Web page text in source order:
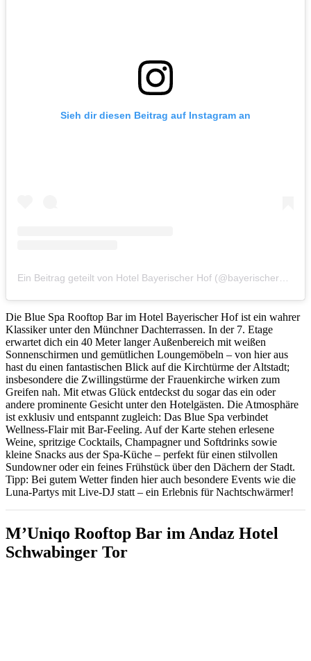
Sieh dir diesen Beitrag auf Instagram an
Die Blue Spa Rooftop Bar im Hotel Bayerischer Hof ist ein wahrer
Klassiker unter den Münchner Dachterrassen. In der 7. Etage
erwartet dich ein 40 Meter langer Außenbereich mit weißen
Sonnenschirmen und gemütlichen Loungemöbeln – von hier aus
hast du einen fantastischen Blick auf die Kirchtürme der Altstadt;
insbesondere die Zwillingstürme der Frauenkirche wirken zum
Greifen nah. Mit etwas Glück entdeckst du sogar das ein oder
andere prominente Gesicht unter den Hotelgästen. Die Atmosphäre
ist exklusiv und entspannt zugleich: Das Blue Spa verbindet
Wellness-Flair mit Bar-Feeling. Auf der Karte stehen erlesene
Weine, spritzige Cocktails, Champagner und Softdrinks sowie
kleine Snacks aus der Spa-Küche – perfekt für einen stilvollen
Sundowner oder ein feines Frühstück über den Dächern der Stadt.
Tipp: Bei gutem Wetter finden hier auch besondere Events wie die
Luna-Partys mit Live-DJ statt – ein Erlebnis für Nachtschwärmer!
M’Uniqo Rooftop Bar im Andaz Hotel
Schwabinger Tor